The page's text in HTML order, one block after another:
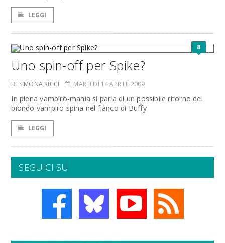
LEGGI
8
Uno spin-off per Spike?
DI SIMONA RICCI MARTEDÌ 14 APRILE 2009
In piena vampiro-mania si parla di un possibile ritorno del
biondo vampiro spina nel fianco di Buffy
LEGGI
SEGUICI SU